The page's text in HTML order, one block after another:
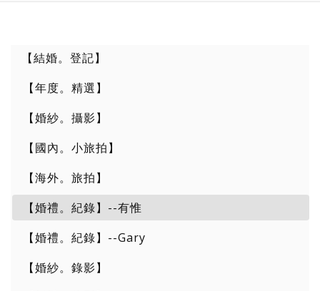
【結婚。登記】
【年度。精選】
【婚紗。攝影】
【國內。小旅拍】
【海外。旅拍】
【婚禮。紀錄】--有惟
【婚禮。紀錄】--Gary
【婚紗。錄影】